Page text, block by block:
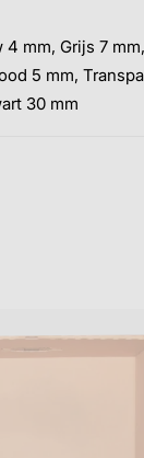
mm, Grijs 7
5 mm,
30 mm